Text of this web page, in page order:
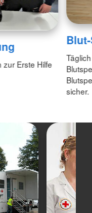
zur Erste Hilfe
sicher.